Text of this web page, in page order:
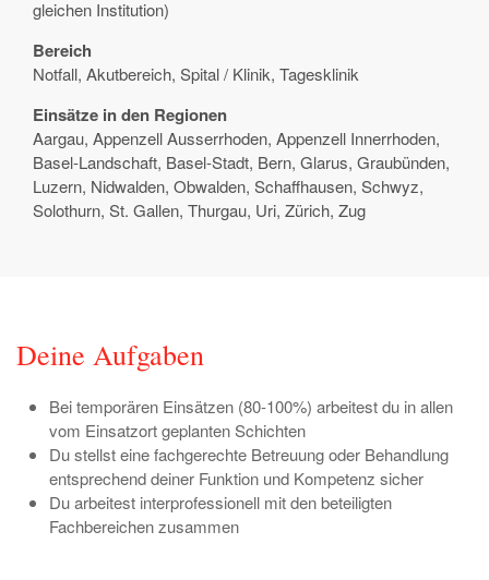
gleichen Institution)
Bereich
Notfall, Akutbereich, Spital / Klinik, Tagesklinik
Einsätze in den Regionen
Aargau, Appenzell Ausserrhoden, Appenzell Innerrhoden,
Basel-Landschaft, Basel-Stadt, Bern, Glarus, Graubünden,
Luzern, Nidwalden, Obwalden, Schaffhausen, Schwyz,
Solothurn, St. Gallen, Thurgau, Uri, Zürich, Zug
Deine Aufgaben
Bei temporären Einsätzen (80-100%) arbeitest du in allen
vom Einsatzort geplanten Schichten
Du stellst eine fachgerechte Betreuung oder Behandlung
entsprechend deiner Funktion und Kompetenz sicher
Du arbeitest interprofessionell mit den beteiligten
Fachbereichen zusammen